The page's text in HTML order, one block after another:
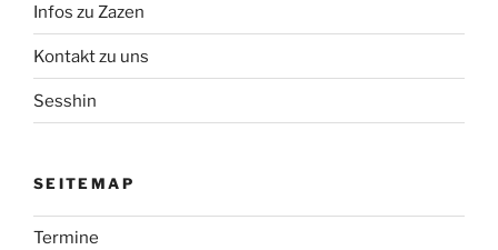
Infos zu Zazen
Kontakt zu uns
Sesshin
SEITEMAP
Termine